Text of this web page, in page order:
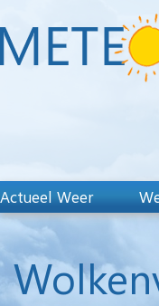
Actueel Weer